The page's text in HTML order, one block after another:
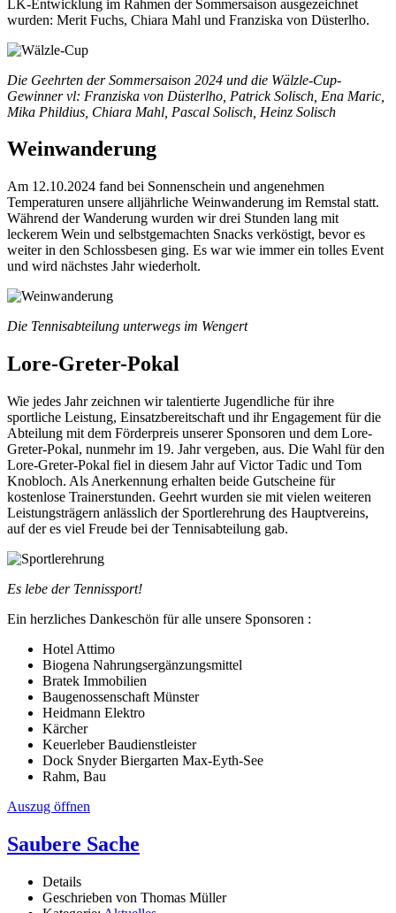
LK-Entwicklung im Rahmen der Sommersaison ausgezeichnet
wurden: Merit Fuchs, Chiara Mahl und Franziska von Düsterlho.
Die Geehrten der Sommersaison 2024 und die Wälzle-Cup-
Gewinner vl: Franziska von Düsterlho, Patrick Solisch, Ena Maric,
Mika Phildius, Chiara Mahl, Pascal Solisch, Heinz Solisch
Weinwanderung
Am 12.10.2024 fand bei Sonnenschein und angenehmen
Temperaturen unsere alljährliche Weinwanderung im Remstal statt.
Während der Wanderung wurden wir drei Stunden lang mit
leckerem Wein und selbstgemachten Snacks verköstigt, bevor es
weiter in den Schlossbesen ging. Es war wie immer ein tolles Event
und wird nächstes Jahr wiederholt.
Die Tennisabteilung unterwegs im Wengert
Lore-Greter-Pokal
Wie jedes Jahr zeichnen wir talentierte Jugendliche für ihre
sportliche Leistung, Einsatzbereitschaft und ihr Engagement für die
Abteilung mit dem Förderpreis unserer Sponsoren und dem Lore-
Greter-Pokal, nunmehr im 19. Jahr vergeben, aus. Die Wahl für den
Lore-Greter-Pokal fiel in diesem Jahr auf Victor Tadic und Tom
Knobloch. Als Anerkennung erhalten beide Gutscheine für
kostenlose Trainerstunden. Geehrt wurden sie mit vielen weiteren
Leistungsträgern anlässlich der Sportlerehrung des Hauptvereins,
auf der es viel Freude bei der Tennisabteilung gab.
Es lebe der Tennissport!
Ein herzliches Dankeschön für alle unsere Sponsoren :
Hotel Attimo
Biogena Nahrungsergänzungsmittel
Bratek Immobilien
Baugenossenschaft Münster
Heidmann Elektro
Kärcher
Keuerleber Baudienstleister
Dock Snyder Biergarten Max-Eyth-See
Rahm, Bau
Auszug öffnen
Saubere Sache
Details
Geschrieben von Thomas Müller